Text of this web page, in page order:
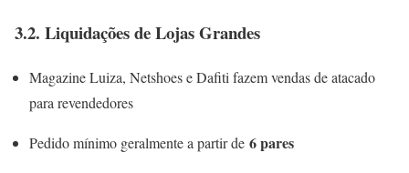
3.2. Liquidações de Lojas Grandes
Magazine Luiza, Netshoes e Dafiti fazem vendas de atacado
para revendedores
Pedido mínimo geralmente a partir de 6 pares